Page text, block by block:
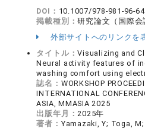
DOI： 10.1007/978-981-96-
掲載種別：研究論文（国際会
外部サイトへのリンクを
タイトル：Visualizing and
Neural activity features of
washing comfort using
誌名： WORKSHOP
INTERNATIONAL
ASIA, MMASIA 2025
出版年月：2025年
著者： Yamazaki, Y; Toga,